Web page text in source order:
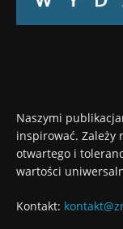
Naszymi
inspirować. Zależy
otwartego i
wartości
Kontakt: